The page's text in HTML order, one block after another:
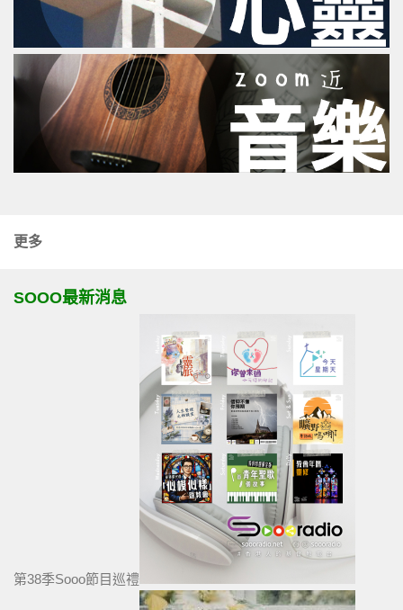
更多
SOOO最新消息
第38季Sooo節目巡禮